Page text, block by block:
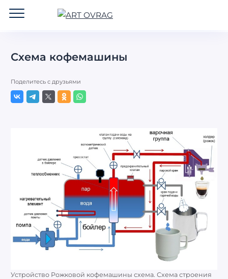
Схема кофемашины
Поделитесь с друзьями
Устройство Рожковой кофемашины схема. Схема строения